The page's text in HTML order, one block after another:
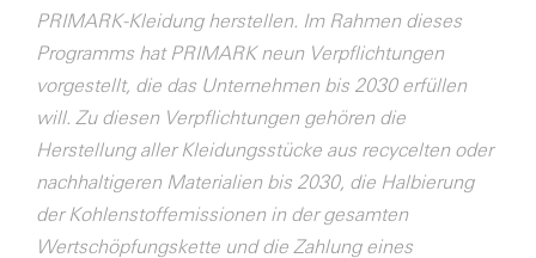
PRIMARK-Kleidung herstellen. Im Rahmen dieses
Programms hat PRIMARK neun Verpflichtungen
vorgestellt, die das Unternehmen bis 2030 erfüllen
will. Zu diesen Verpflichtungen gehören die
Herstellung aller Kleidungsstücke aus recycelten oder
nachhaltigeren Materialien bis 2030, die Halbierung
der Kohlenstoffemissionen in der gesamten
Wertschöpfungskette und die Zahlung eines